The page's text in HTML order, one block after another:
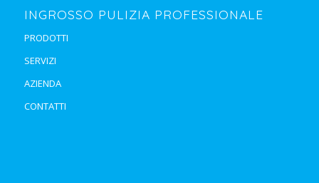
INGROSSO PULIZIA PROFESSIONALE
PRODOTTI
SERVIZI
AZIENDA
CONTATTI